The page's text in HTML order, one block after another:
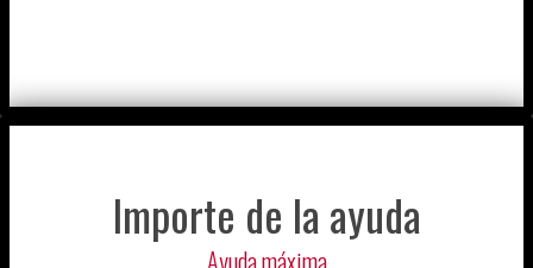
Importe de la ayuda
Ayuda máxima